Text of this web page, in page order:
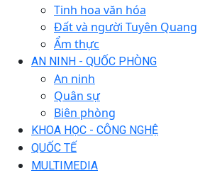
Tinh hoa văn hóa
Đất và người Tuyên Quang
Ẩm thực
AN NINH - QUỐC PHÒNG
An ninh
Quân sự
Biên phòng
KHOA HỌC - CÔNG NGHỆ
QUỐC TẾ
MULTIMEDIA